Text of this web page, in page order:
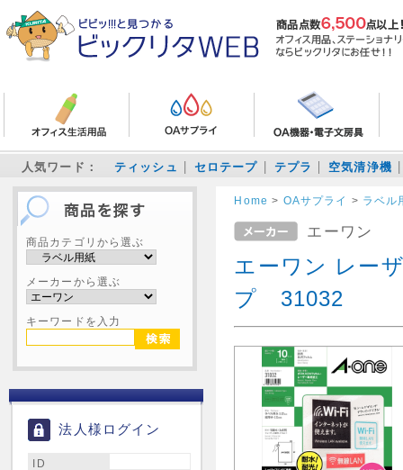
人気ワード： ティッシュ セロテープ テプラ 空気清浄機
商品カテゴリから選ぶ
メーカーから選ぶ
キーワードを入力
法人様ログイン
ID
Home > OAサプライ > ラベル
エーワン
エーワン レー
プ 31032